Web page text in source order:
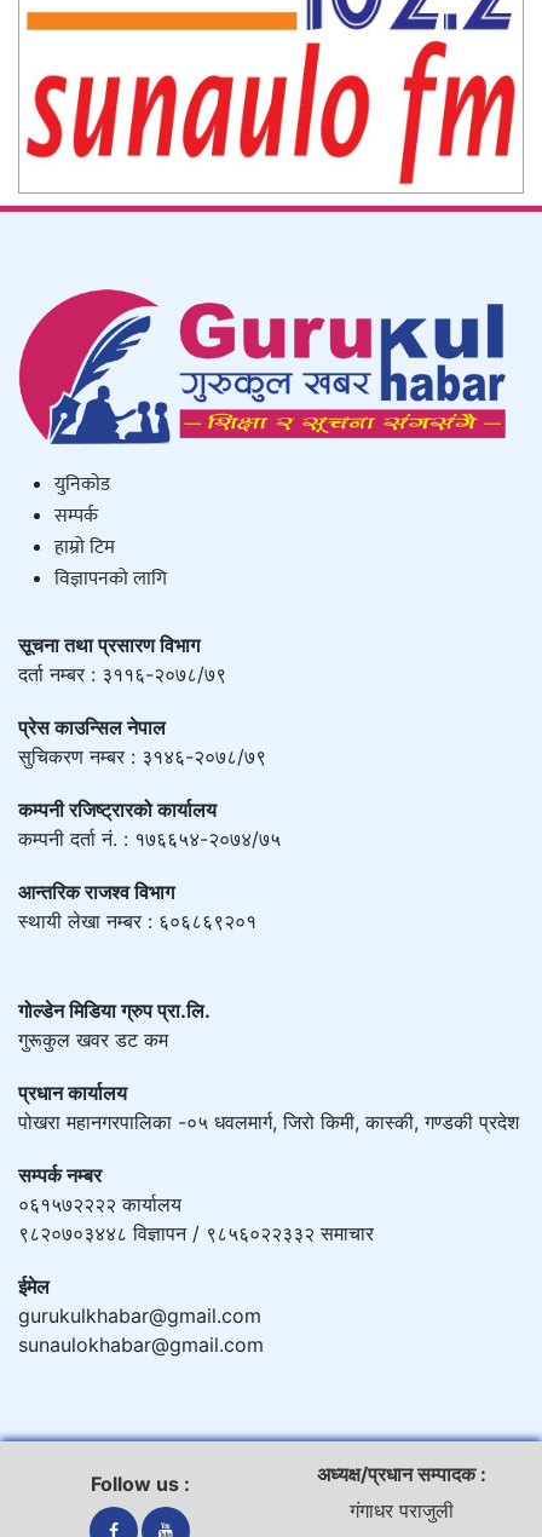
युनिकाेड
सम्पर्क
हाम्राे टिम
विज्ञापनको लागि
सूचना तथा प्रसारण विभाग
दर्ता नम्बर : ३११६-२०७८/७९
प्रेस काउन्सिल नेपाल
सुचिकरण नम्बर : ३१४६-२०७८/७९
कम्पनी रजिष्ट्रारको कार्यालय
कम्पनी दर्ता नं. : १७६६५४-२०७४/७५
आन्तरिक राजश्व विभाग
स्थायी लेखा नम्बर : ६०६८६९२०१
गोल्डेन मिडिया ग्रुप प्रा.लि.
गुरूकुल खवर डट कम
प्रधान कार्यालय
पोखरा महानगरपालिका -०५ धवलमार्ग, जिरो किमी, कास्की, गण्डकी प्रदेश
सम्पर्क नम्बर
०६१५७२२२२ कार्यालय
९८२०७०३४४८ विज्ञापन / ९८५६०२२३३२ समाचार
ईमेल
gurukulkhabar@gmail.com
sunaulokhabar@gmail.com
Follow us :
अध्यक्ष/प्रधान सम्पादक :
गंगाधर पराजुली